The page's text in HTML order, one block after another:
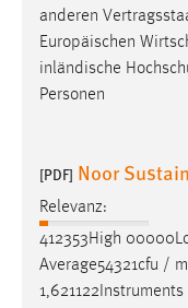
anderen
Europäischen
inländische
Personen
[PDF] Noor
Relevanz:
412353High
Average54321cfu /
1,621122Instruments
Cookie Laufzeit:
3 Monate
Um Inhalte von
externen Medien
YouTube